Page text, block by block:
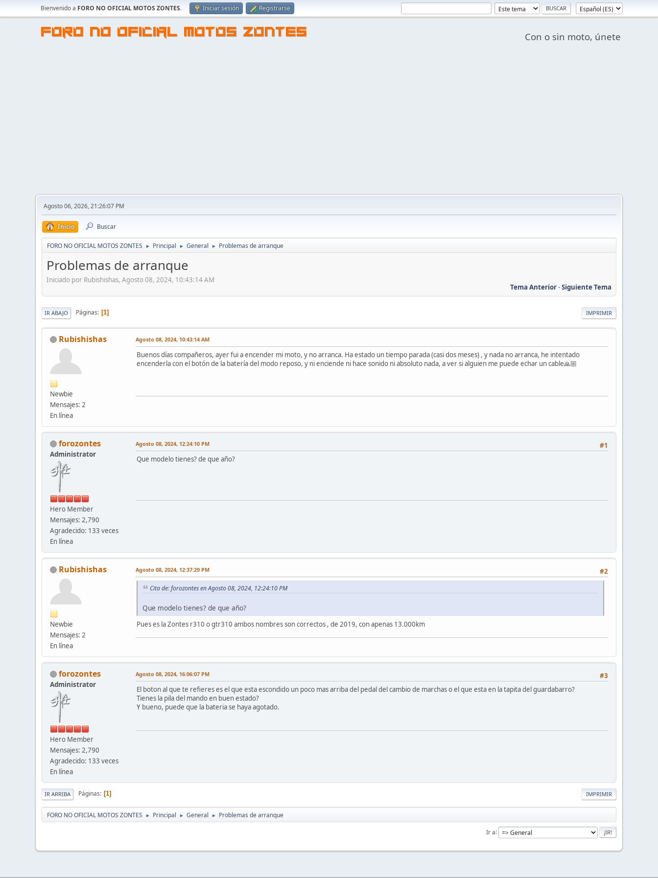
Bienvenido a FORO NO OFICIAL MOTOS ZONTES. Iniciar sesión Registrarse
FORO NO OFICIAL MOTOS ZONTES Con o sin moto, únete
Agosto 06, 2026, 21:26:07 PM
Inicio Buscar
FORO NO OFICIAL MOTOS ZONTES ► Principal ► General ► Problemas de arranque
Problemas de arranque
Iniciado por Rubishishas, Agosto 08, 2024, 10:43:14 AM
Tema Anterior-Siguiente Tema
IMPRIMIR
IR ABAJO Páginas 1
Rubishishas
Newbie
Mensajes: 2
En línea
Agosto 08, 2024, 10:43:14 AM
Buenos días compañeros, ayer fui a encender mi moto, y no arranca. Ha estado un tiempo parada (casi dos meses) , y nada no arranca, he intentado
encenderla con el botón de la batería del modo reposo, y ni enciende ni hace sonido ni absoluto nada, a ver si alguien me puede echar un cable🙏🏼
forozontes
Administrator
Hero Member
Mensajes: 2,790
Agradecido: 133 veces
En línea
#1
Agosto 08, 2024, 12:24:10 PM
Que modelo tienes? de que año?
Rubishishas
Newbie
Mensajes: 2
En línea
#2
Agosto 08, 2024, 12:37:29 PM
Cita de: forozontes en Agosto 08, 2024, 12:24:10 PM
Que modelo tienes? de que año?
Pues es la Zontes r310 o gtr310 ambos nombres son correctos , de 2019, con apenas 13.000km
forozontes
Administrator
Hero Member
Mensajes: 2,790
Agradecido: 133 veces
En línea
#3
Agosto 08, 2024, 16:06:07 PM
El boton al que te refieres es el que esta escondido un poco mas arriba del pedal del cambio de marchas o el que esta en la tapita del guardabarro?
Tienes la pila del mando en buen estado?
Y bueno, puede que la bateria se haya agotado.
IMPRIMIR
IR ARRIBA Páginas 1
FORO NO OFICIAL MOTOS ZONTES ► Principal ► General ► Problemas de arranque
Ir a